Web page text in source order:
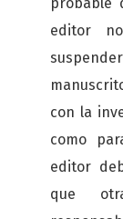
editor
con la
como
editor
que